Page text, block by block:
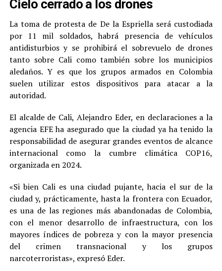
Cielo cerrado a los drones
La toma de protesta de De la Espriella será custodiada
por 11 mil soldados, habrá presencia de vehículos
antidisturbios y se prohibirá el sobrevuelo de drones
tanto sobre Cali como también sobre los municipios
aledaños. Y es que los grupos armados en Colombia
suelen utilizar estos dispositivos para atacar a la
autoridad.
El alcalde de Cali, Alejandro Eder, en declaraciones a la
agencia EFE ha asegurado que la ciudad ya ha tenido la
responsabilidad de asegurar grandes eventos de alcance
internacional como la cumbre climática COP16,
organizada en 2024.
«Si bien Cali es una ciudad pujante, hacia el sur de la
ciudad y, prácticamente, hasta la frontera con Ecuador,
es una de las regiones más abandonadas de Colombia,
con el menor desarrollo de infraestructura, con los
mayores índices de pobreza y con la mayor presencia
del crimen transnacional y los grupos
narcoterroristas», expresó Eder.